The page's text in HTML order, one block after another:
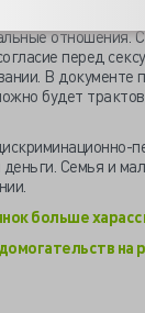
перед
В документе
будет
Семья и
больше
на